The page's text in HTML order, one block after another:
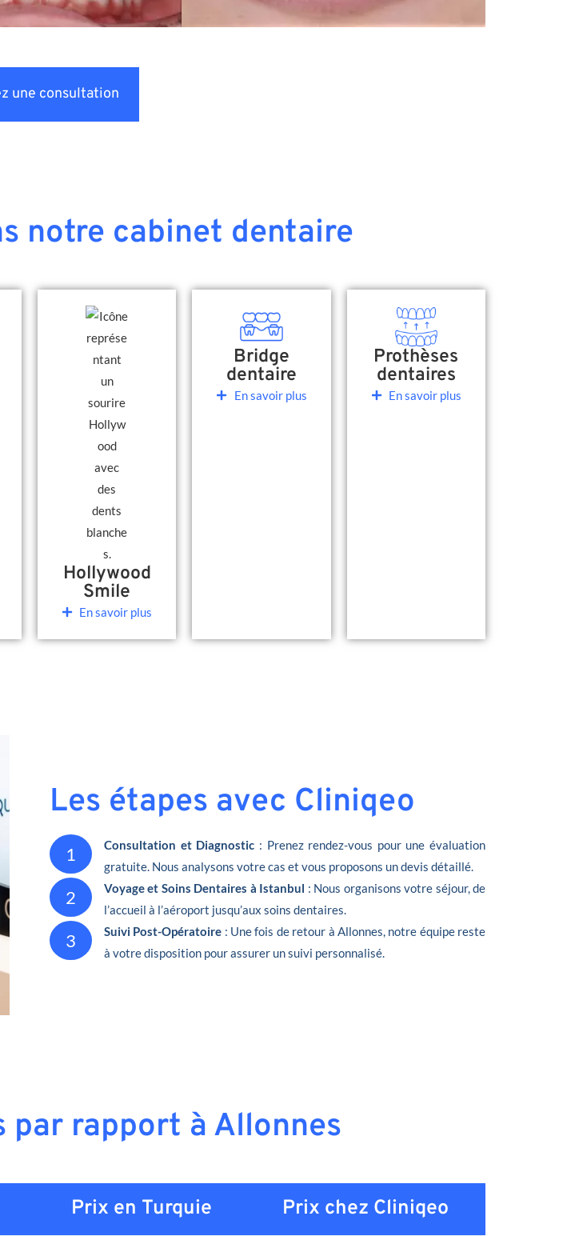
une consultation
notre cabinet dentaire
Hollywood
Smile
En savoir plus
Bridge
dentaire
En savoir plus
Prothèses
dentaires
En savoir plus
Les étapes avec Cliniqeo
1 Consultation et Diagnostic : Prenez rendez-vous pour une évaluation
gratuite. Nous analysons votre cas et vous proposons un devis détaillé.
2 Voyage et Soins Dentaires à Istanbul : Nous organisons votre séjour, de
l’accueil à l’aéroport jusqu’aux soins dentaires.
3 Suivi Post-Opératoire : Une fois de retour à Allonnes, notre équipe reste
à votre disposition pour assurer un suivi personnalisé.
par rapport à Allonnes
Prix en Turquie Prix chez Cliniqeo